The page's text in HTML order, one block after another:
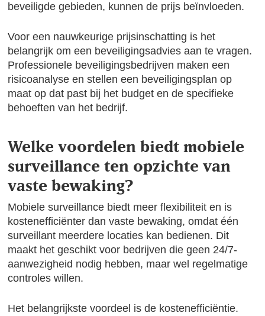
beveiligde gebieden, kunnen de prijs beïnvloeden.
Voor een nauwkeurige prijsinschatting is het
belangrijk om een beveiligingsadvies aan te vragen.
Professionele beveiligingsbedrijven maken een
risicoanalyse en stellen een beveiligingsplan op
maat op dat past bij het budget en de specifieke
behoeften van het bedrijf.
Welke voordelen biedt mobiele
surveillance ten opzichte van
vaste bewaking?
Mobiele surveillance biedt meer flexibiliteit en is
kostenefficiënter dan vaste bewaking, omdat één
surveillant meerdere locaties kan bedienen. Dit
maakt het geschikt voor bedrijven die geen 24/7-
aanwezigheid nodig hebben, maar wel regelmatige
controles willen.
Het belangrijkste voordeel is de kostenefficiëntie.